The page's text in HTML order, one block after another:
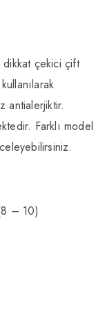
dikkat çekici çift
antialerjiktir.
Farklı model
– 10)